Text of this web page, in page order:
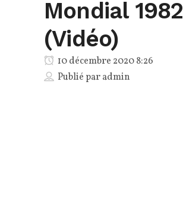
Mondial 1982
(Vidéo)
10 décembre 2020 8:26
Publié paradmin